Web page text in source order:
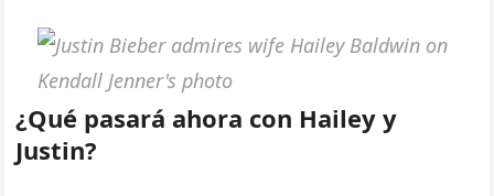
¿Qué pasará ahora con Hailey y
Justin?